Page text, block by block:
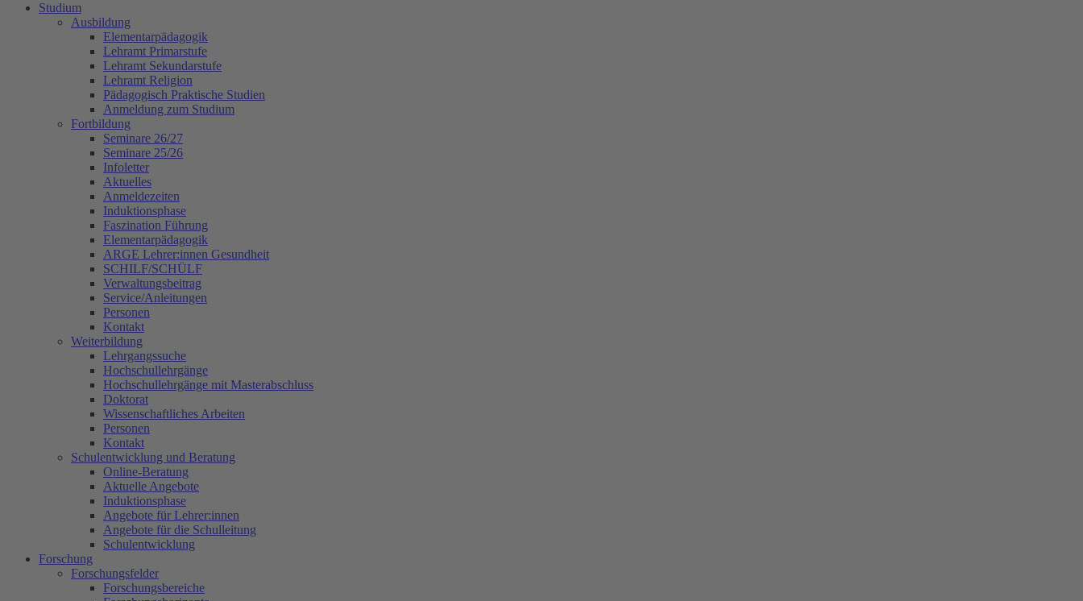
Studium
Ausbildung
Elementarpädagogik
Lehramt Primarstufe
Lehramt Sekundarstufe
Lehramt Religion
Pädagogisch Praktische Studien
Anmeldung zum Studium
Fortbildung
Seminare 26/27
Seminare 25/26
Infoletter
Aktuelles
Anmeldezeiten
Induktionsphase
Faszination Führung
Elementarpädagogik
ARGE Lehrer:innen Gesundheit
SCHILF/SCHÜLF
Verwaltungsbeitrag
Service/Anleitungen
Personen
Kontakt
Weiterbildung
Lehrgangssuche
Hochschullehrgänge
Hochschullehrgänge mit Masterabschluss
Doktorat
Wissenschaftliches Arbeiten
Personen
Kontakt
Schulentwicklung und Beratung
Online-Beratung
Aktuelle Angebote
Induktionsphase
Angebote für Lehrer:innen
Angebote für die Schulleitung
Schulentwicklung
Forschung
Forschungsfelder
Forschungsbereiche